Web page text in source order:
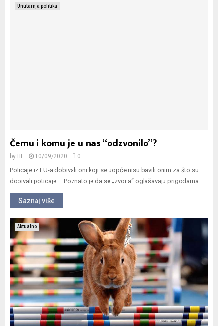
Unutarnja politika
Čemu i komu je u nas “odzvonilo”?
by HF 10/09/2020 0
Poticaje iz EU-a dobivali oni koji se uopće nisu bavili onim za što su
dobivali poticaje Poznato je da se „zvona“ oglašavaju prigodama...
Saznaj više
Aktualno